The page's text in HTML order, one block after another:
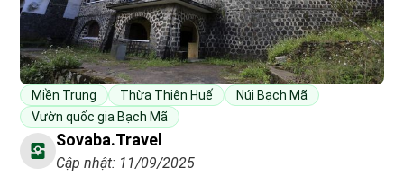
Miền Trung Thừa Thiên Huế
Núi Bạch Mã
Vườn quốc gia Bạch Mã
Sovaba.travel
Cập nhật: 11/09/2025